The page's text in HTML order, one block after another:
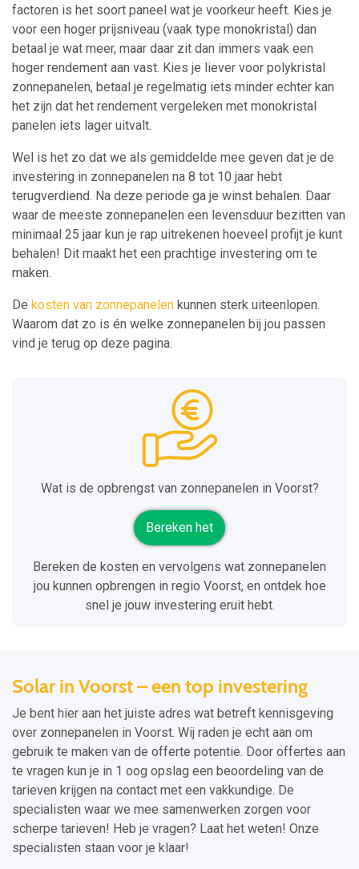
factoren is het soort paneel wat je voorkeur heeft. Kies je
voor een hoger prijsniveau (vaak type monokristal) dan
betaal je wat meer, maar daar zit dan immers vaak een
hoger rendement aan vast. Kies je liever voor polykristal
zonnepanelen, betaal je regelmatig iets minder echter kan
het zijn dat het rendement vergeleken met monokristal
panelen iets lager uitvalt.
Wel is het zo dat we als gemiddelde mee geven dat je de
investering in zonnepanelen na 8 tot 10 jaar hebt
terugverdiend. Na deze periode ga je winst behalen. Daar
waar de meeste zonnepanelen een levensduur bezitten van
minimaal 25 jaar kun je rap uitrekenen hoeveel profijt je kunt
behalen! Dit maakt het een prachtige investering om te
maken.
De kosten van zonnepanelen kunnen sterk uiteenlopen.
Waarom dat zo is én welke zonnepanelen bij jou passen
vind je terug op deze pagina.
Wat is de opbrengst van zonnepanelen in Voorst?
Bereken het
Bereken de kosten en vervolgens wat zonnepanelen
jou kunnen opbrengen in regio Voorst, en ontdek hoe
snel je jouw investering eruit hebt.
Solar in Voorst – een top investering
Je bent hier aan het juiste adres wat betreft kennisgeving
over zonnepanelen in Voorst. Wij raden je echt aan om
gebruik te maken van de offerte potentie. Door offertes aan
te vragen kun je in 1 oog opslag een beoordeling van de
tarieven krijgen na contact met een vakkundige. De
specialisten waar we mee samenwerken zorgen voor
scherpe tarieven! Heb je vragen? Laat het weten! Onze
specialisten staan voor je klaar!